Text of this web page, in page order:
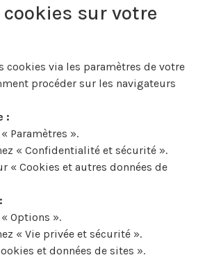
sur votre
cookies via les paramètres de votre
procéder sur les navigateurs
:
Paramètres ».
« Confidentialité et sécurité ».
« Cookies et autres données de
Options ».
« Vie privée et sécurité ».
et données de sites ».